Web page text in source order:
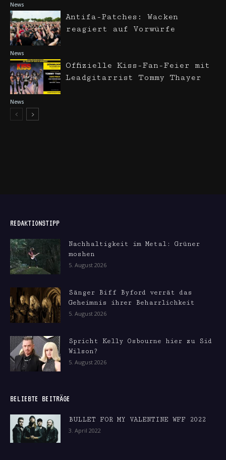
News
News
Antifa-Patches: Wacken
reagiert auf Vorwürfe
News
Offizielle Kiss-Fan-Feier mit
Leadgitarrist Tommy Thayer
REDAKTIONSTIPP
Nachhaltigkeit im Metal: Grüner
moshen
5. August 2026
Sänger Biff Byford verrät das
Geheimnis ihrer Beharrlichkeit
5. August 2026
Spricht Kelly Osbourne hier zu Sid
Wilson?
5. August 2026
BELIEBTE BEITRÄGE
BULLET FOR MY VALENTINE WFF 2022
3. April 2022